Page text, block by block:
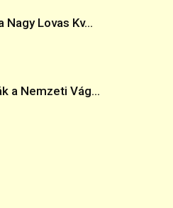
Nagy Lovas Kv...
a Nemzeti Vág...